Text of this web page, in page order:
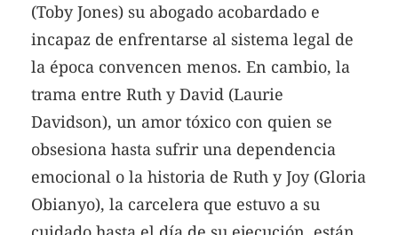
(Toby Jones) su abogado acobardado e
incapaz de enfrentarse al sistema legal de
la época convencen menos. En cambio, la
trama entre Ruth y David (Laurie
Davidson), un amor tóxico con quien se
obsesiona hasta sufrir una dependencia
emocional o la historia de Ruth y Joy (Gloria
Obianyo), la carcelera que estuvo a su